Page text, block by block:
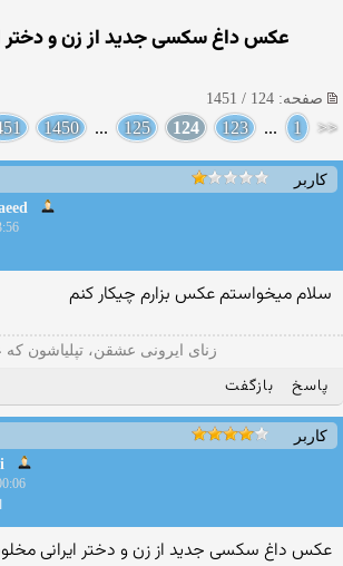
عکس داغ سکسی جدید از زن و دختر
صفحه: 124 / 1451
<<
1
...
123
124
125
...
1450
کاربر
سلام میخواستم عکس بزارم چیکار کنم
زنای ایرونی عشقن، تپلیاشون که
پاسخ بازگفت
کاربر
عکس داغ سکسی جدید از زن و دختر ایرانی